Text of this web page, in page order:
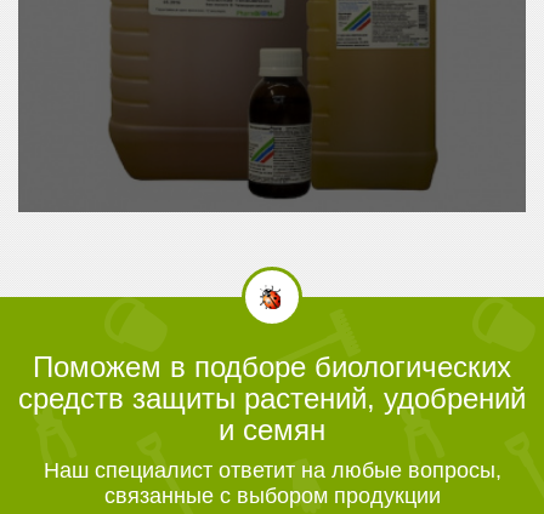
Поможем в подборе биологических
средств защиты растений, удобрений
и семян
Наш специалист ответит на любые вопросы,
связанные с выбором продукции